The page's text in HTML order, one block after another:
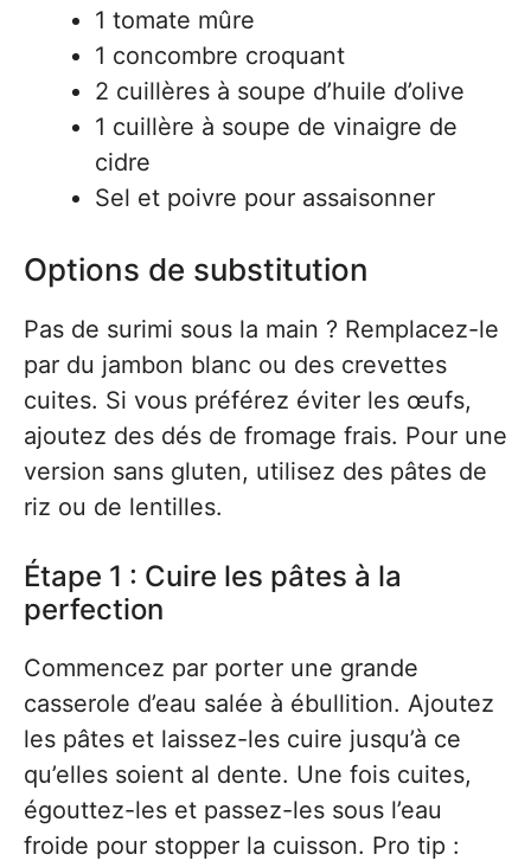
1 tomate mûre
1 concombre croquant
2 cuillères à soupe d’huile d’olive
1 cuillère à soupe de vinaigre de
cidre
Sel et poivre pour assaisonner
Options de substitution
Pas de surimi sous la main ? Remplacez-le
par du jambon blanc ou des crevettes
cuites. Si vous préférez éviter les œufs,
ajoutez des dés de fromage frais. Pour une
version sans gluten, utilisez des pâtes de
riz ou de lentilles.
Étape 1 : Cuire les pâtes à la
perfection
Commencez par porter une grande
casserole d’eau salée à ébullition. Ajoutez
les pâtes et laissez-les cuire jusqu’à ce
qu’elles soient al dente. Une fois cuites,
égouttez-les et passez-les sous l’eau
froide pour stopper la cuisson. Pro tip :